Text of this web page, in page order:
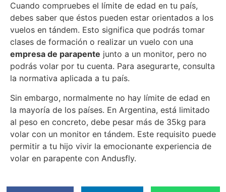
Cuando compruebes el límite de edad en tu país,
debes saber que éstos pueden estar orientados a los
vuelos en tándem. Esto significa que podrás tomar
clases de formación o realizar un vuelo con una
empresa de parapente junto a un monitor, pero no
podrás volar por tu cuenta. Para asegurarte, consulta
la normativa aplicada a tu país.
Sin embargo, normalmente no hay límite de edad en
la mayoría de los países. En Argentina, está limitado
al peso en concreto, debe pesar más de 35kg para
volar con un monitor en tándem. Este requisito puede
permitir a tu hijo vivir la emocionante experiencia de
volar en parapente con Andusfly.